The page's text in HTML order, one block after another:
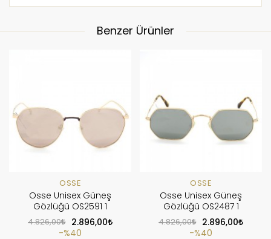
Benzer Ürünler
OSSE
Osse Unisex Güneş
Gözlüğü OS2591 1
4.826,00
2.896,00
%40
OSSE
Osse Unisex Güneş
Gözlüğü OS2487 1
4.826,00
2.896,00
%40